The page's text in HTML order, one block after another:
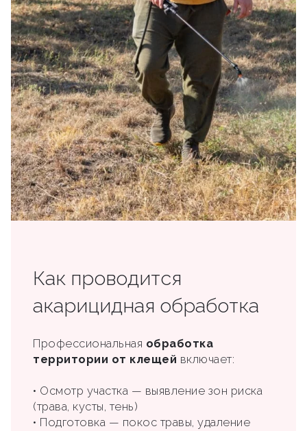
Как проводится
акарицидная обработка
Профессиональная обработка
территории от клещей включает:
• Осмотр участка — выявление зон риска
(трава, кусты, тень)
• Подготовка — покос травы, удаление